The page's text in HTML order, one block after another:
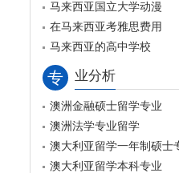
马来西亚国立大学动漫
在马来西亚考雅思费用
马来西亚的高中学校
专 业分析
澳洲金融硕士留学专业
澳洲法学专业留学
澳大利亚留学一年制硕士
澳大利亚留学本科专业